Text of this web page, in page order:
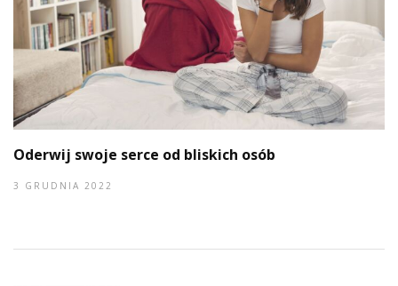
Oderwij swoje serce od bliskich osób
3 GRUDNIA 2022